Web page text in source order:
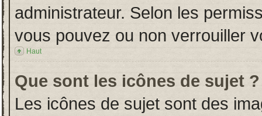
administrateur. Selon les
vous pouvez ou non verrouiller
Haut
Que sont les icônes de sujet ?
Les icônes de sujet sont des